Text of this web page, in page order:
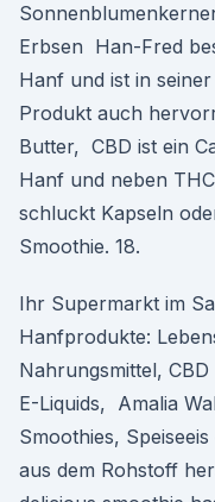
Erbsen Han-Fred
Hanf und ist in
Produkt auch
Butter, CBD ist ein
Hanf und neben
schluckt Kapseln
Smoothie. 18.
Ihr Supermarkt im
Hanfprodukte:
Nahrungsmittel,
E-Liquids, Amalia
Smoothies,
aus dem Rohstoff